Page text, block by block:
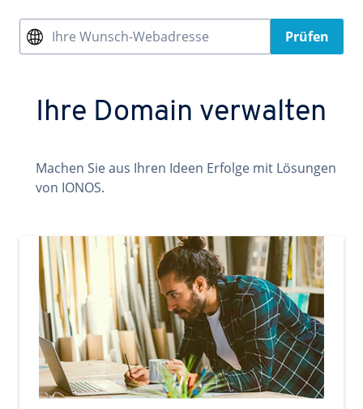
Ihre Wunsch-Webadresse Prüfen
Ihre Domain verwalten
Machen Sie aus Ihren Ideen Erfolge mit Lösungen
von IONOS.